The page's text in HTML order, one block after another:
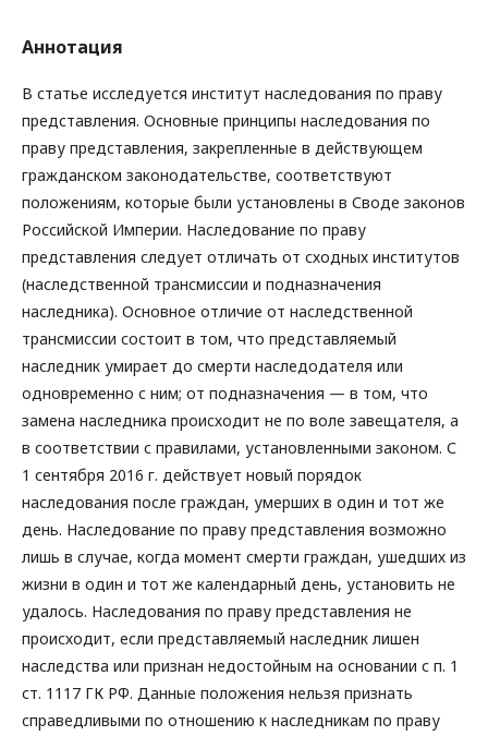
Аннотация
В статье исследуется институт наследования по праву
представления. Основные принципы наследования по
праву представления, закрепленные в действующем
гражданском законодательстве, соответствуют
положениям, которые были установлены в Своде законов
Российской Империи. Наследование по праву
представления следует отличать от сходных институтов
(наследственной трансмиссии и подназначения
наследника). Основное отличие от наследственной
трансмиссии состоит в том, что представляемый
наследник умирает до смерти наследодателя или
одновременно с ним; от подназначения — в том, что
замена наследника происходит не по воле завещателя, а
в соответствии с правилами, установленными законом. С
1 сентября 2016 г. действует новый порядок
наследования после граждан, умерших в один и тот же
день. Наследование по праву представления возможно
лишь в случае, когда момент смерти граждан, ушедших из
жизни в один и тот же календарный день, установить не
удалось. Наследования по праву представления не
происходит, если представляемый наследник лишен
наследства или признан недостойным на основании с п. 1
ст. 1117 ГК РФ. Данные положения нельзя признать
справедливыми по отношению к наследникам по праву